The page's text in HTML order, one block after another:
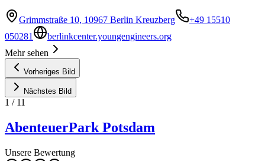
Grimmstraße 10, 10967 Berlin Kreuzberg
+49 15510
050281
berlinkcenter.youngengineers.org
Mehr sehen
Vorheriges Bild
Nächstes Bild
1 / 11
AbenteuerPark Potsdam
Unsere Bewertung